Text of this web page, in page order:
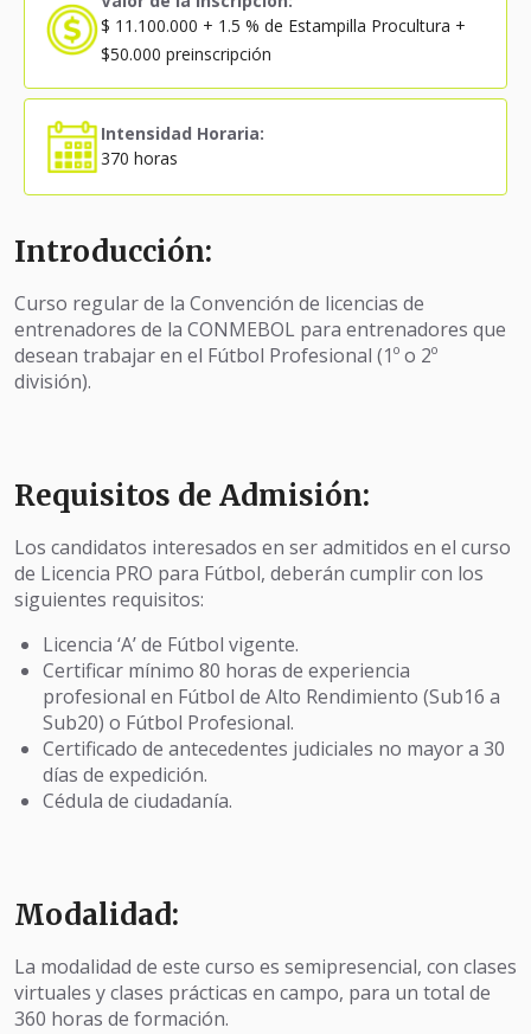
$ 11.100.000 + 1.5 % de Estampilla Procultura +
$50.000 preinscripción
Intensidad Horaria:
370 horas
Introducción:
Curso regular de la Convención de licencias de
entrenadores de la CONMEBOL para entrenadores que
desean trabajar en el Fútbol Profesional (1º o 2º
división).
Requisitos de Admisión:
Los candidatos interesados en ser admitidos en el curso
de Licencia PRO para Fútbol, deberán cumplir con los
siguientes requisitos:
Licencia ‘A’ de Fútbol vigente.
Certificar mínimo 80 horas de experiencia
profesional en Fútbol de Alto Rendimiento (Sub16 a
Sub20) o Fútbol Profesional.
Certificado de antecedentes judiciales no mayor a 30
días de expedición.
Cédula de ciudadanía.
Modalidad:
La modalidad de este curso es semipresencial, con clases
virtuales y clases prácticas en campo, para un total de
360 horas de formación.